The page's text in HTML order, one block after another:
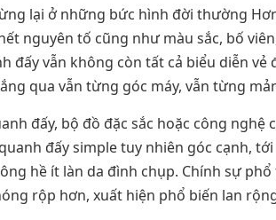
lại ở những bức hình đời thường
nguyên tố cũng như màu sắc, bố
đấy vẫn không còn tất cả biểu diễn
qua vẫn từng góc máy, vẫn từng
đấy, bộ đồ đặc sắc hoặc công
đấy simple tuy nhiên góc cạnh,
hề ít làn da đình chụp. Chính sự
rộp hơn, xuất hiện phổ biến lan